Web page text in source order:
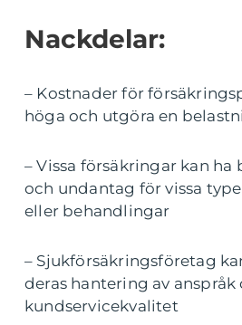
Nackdelar:
– Kostnader för
höga och utgöra en
– Vissa försäkringar kan ha
och undantag för vissa
eller behandlingar
– Sjukförsäkringsföretag
deras hantering av anspråk
kundservicekvalitet